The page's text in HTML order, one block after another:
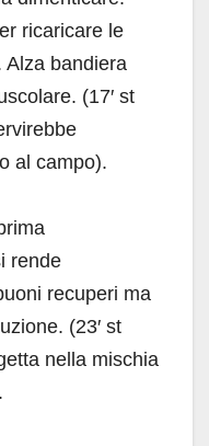
ricaricare le
Alza bandiera
(17′ st
al campo).
rende
recuperi ma
(23′ st
nella mischia